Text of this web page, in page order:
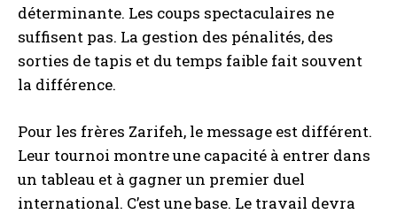
déterminante. Les coups spectaculaires ne
suffisent pas. La gestion des pénalités, des
sorties de tapis et du temps faible fait souvent
la différence.
Pour les frères Zarifeh, le message est différent.
Leur tournoi montre une capacité à entrer dans
un tableau et à gagner un premier duel
international. C’est une base. Le travail devra